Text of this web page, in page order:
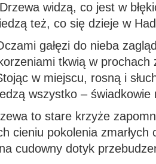
Drzewa widzą, co jest w
też, co się dzieje w
gałęzi do nieba
tkwią w prochach
w miejscu, rosną i
wszystko – świadkowie
to stare krzyże
cieniu pokolenia zmarłych
na cudowny dotyk